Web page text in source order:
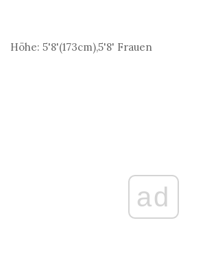
Höhe: 5'8'(173cm),5'8' Frauen
ad